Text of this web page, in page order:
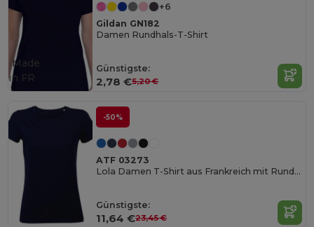
+6
Gildan GN182
Damen Rundhals-T-Shirt
Günstigste:
2,78 €5,20 €
Made
in FR
-50%
ATF 03273
Lola Damen T-Shirt aus Frankreich mit Rundhalsausschnitt
Günstigste:
11,64 €23,45 €